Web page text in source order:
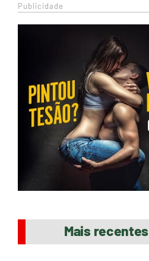
Publicidade
Mais recentes